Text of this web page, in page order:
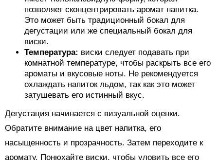
позволяет сконцентрировать аромат напитка.
Это может быть традиционный бокал для
дегустации или же специальный бокал для
виски.
Температура: виски следует подавать при
комнатной температуре, чтобы раскрыть все его
ароматы и вкусовые ноты. Не рекомендуется
охлаждать напиток льдом, так как это может
затушевать его истинный вкус.
Дегустация начинается с визуальной оценки.
Обратите внимание на цвет напитка, его
насыщенность и прозрачность. Затем переходите к
аромату. Понюхайте виски, чтобы уловить все его